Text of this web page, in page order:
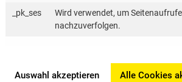
“Early-Bird”: Als
in Höhe von 20 Prozent des
Anpassungskonzeptes
_pk_ses
Wird verwendet, um
nachzuverfolgen.
Auswahl akzeptieren Alle Cookies